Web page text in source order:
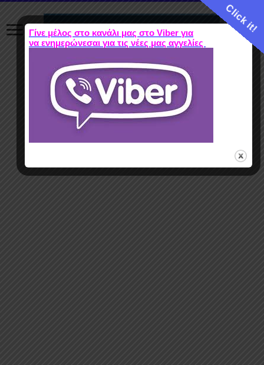
Click it!
Γίνε μέλος στο κανάλι μας στο Viber για
να ενημερώνεσαι για τις νέες μας αγγελίες